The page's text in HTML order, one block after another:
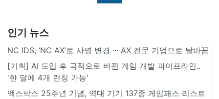
인기 뉴스
NC IDS, ‘NC AX’로 사명 변경 ∙∙∙ AX 전문 기업으로 탈바꿈
[기획] AI 도입 후 극적으로 바뀐 게임 개발 파이프라인..
'한 달에 4개 런칭 가능'
엑스박스 25주년 기념, 역대 기기 137종 게임패스 리스트